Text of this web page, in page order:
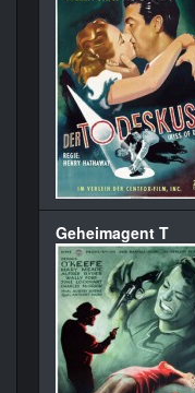
Geheimagent T